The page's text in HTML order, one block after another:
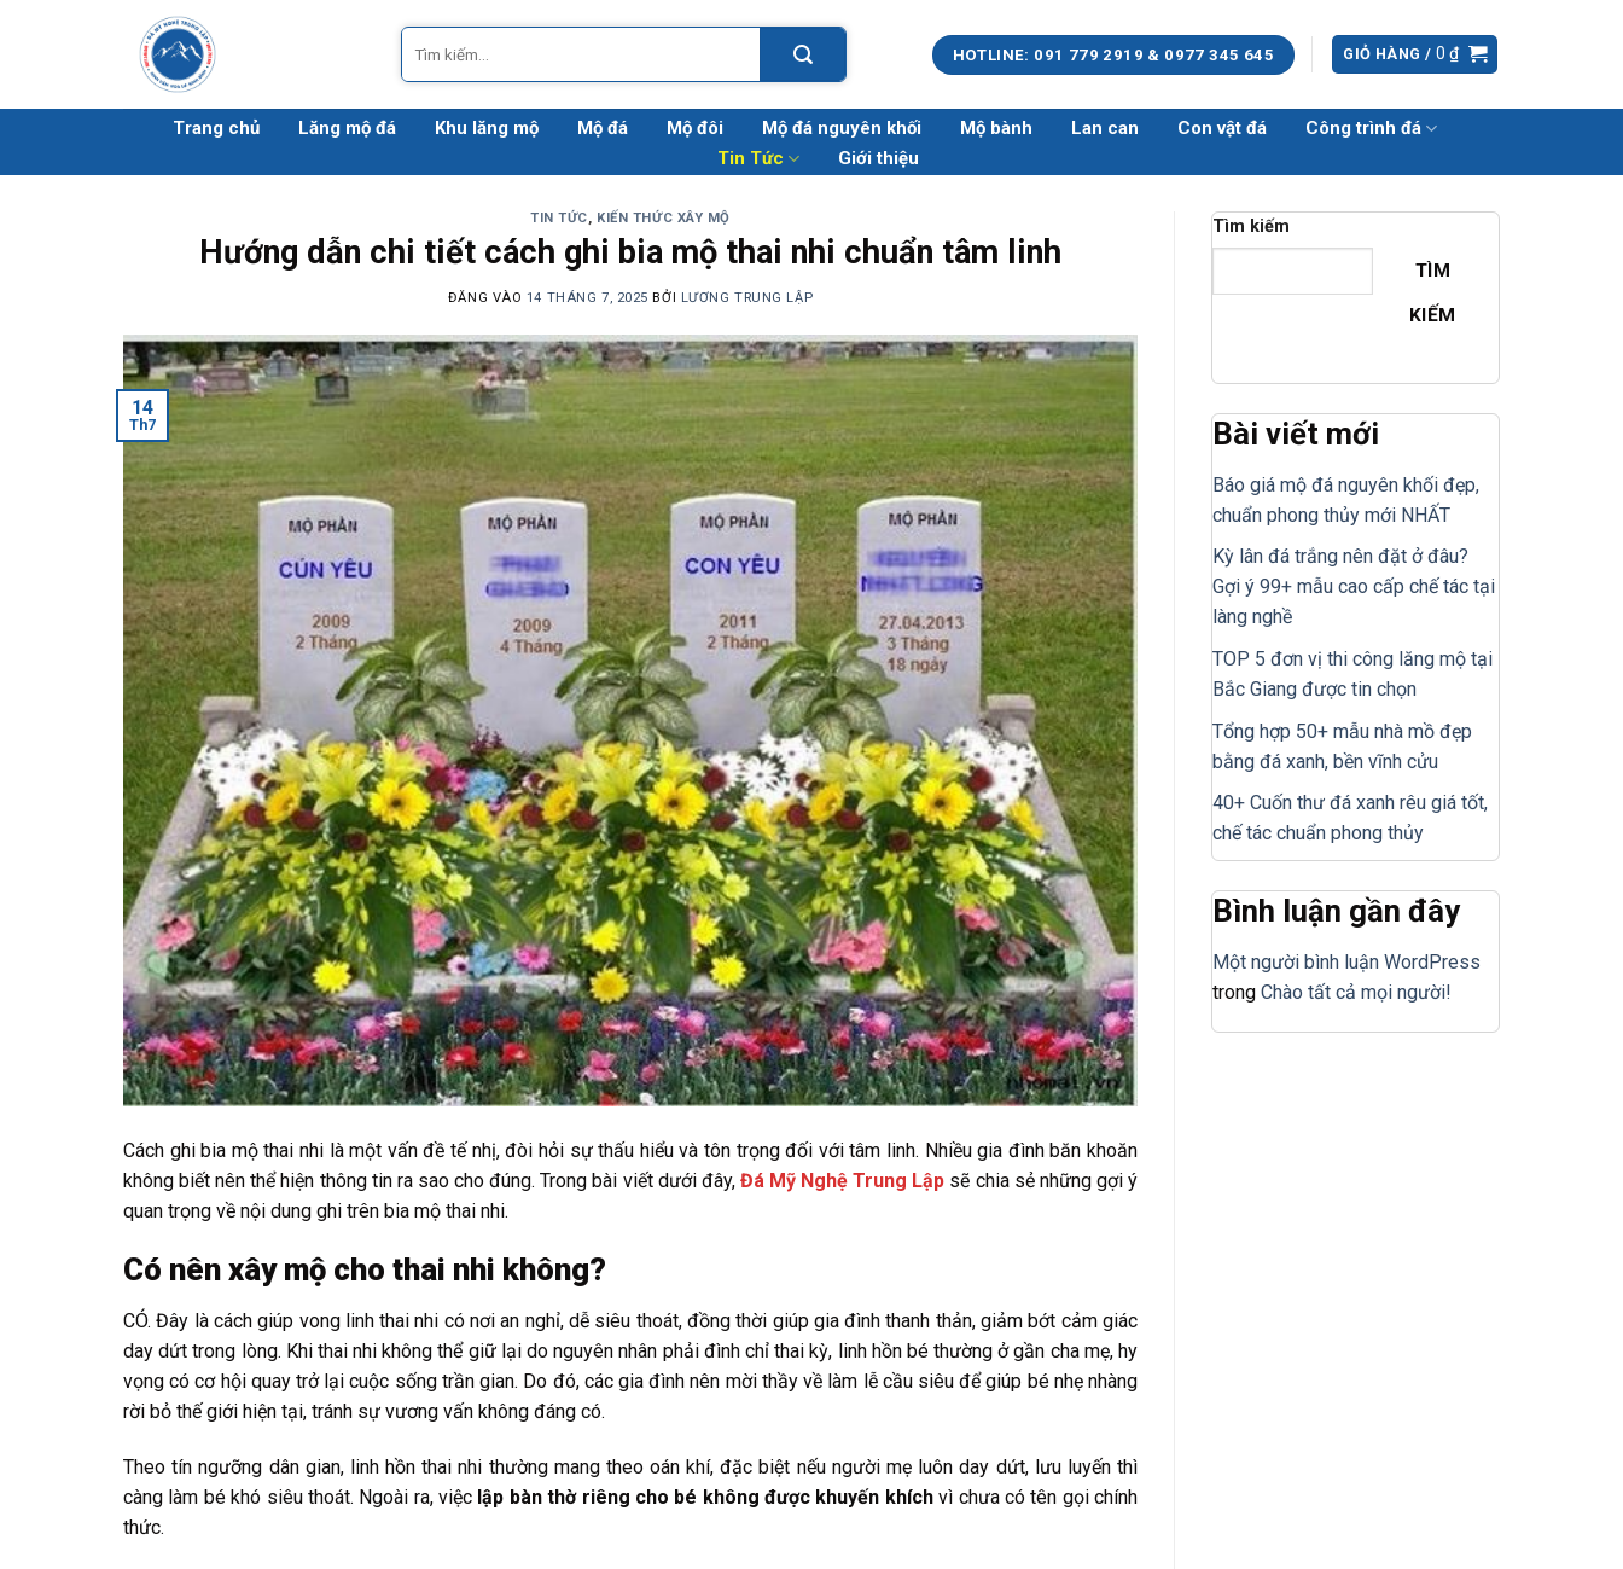
dung
Tìm
kiếm:
HOTLINE: 091 779 2919 & 0977 345 645 GIỎ HÀNG / 0₫
Trang chủ Lăng mộ đá Khu lăng mộ Mộ đá Mộ đôi Mộ đá nguyên khối Mộ bành Lan can Con vật đá
Công trình đá
Tin Tức
Giới thiệu
TIN TỨC, KIẾN THỨC XÂY MỘ
Hướng dẫn chi tiết cách ghi bia mộ thai nhi chuẩn tâm linh
ĐĂNG VÀO 14 THÁNG 7, 2025 BỞI LƯƠNG TRUNG LẬP
14
Th7
Cách ghi bia mộ thai nhi là một vấn đề tế nhị, đòi hỏi sự thấu hiểu và tôn trọng đối với tâm linh. Nhiều gia đình băn khoăn
không biết nên thể hiện thông tin ra sao cho đúng. Trong bài viết dưới đây, Đá Mỹ Nghệ Trung Lập sẽ chia sẻ những gợi ý
quan trọng về nội dung ghi trên bia mộ thai nhi.
Có nên xây mộ cho thai nhi không?
CÓ. Đây là cách giúp vong linh thai nhi có nơi an nghỉ, dễ siêu thoát, đồng thời giúp gia đình thanh thản, giảm bớt cảm giác
day dứt trong lòng. Khi thai nhi không thể giữ lại do nguyên nhân phải đình chỉ thai kỳ, linh hồn bé thường ở gần cha mẹ, hy
vọng có cơ hội quay trở lại cuộc sống trần gian. Do đó, các gia đình nên mời thầy về làm lễ cầu siêu để giúp bé nhẹ nhàng
rời bỏ thế giới hiện tại, tránh sự vương vấn không đáng có.
Theo tín ngưỡng dân gian, linh hồn thai nhi thường mang theo oán khí, đặc biệt nếu người mẹ luôn day dứt, lưu luyến thì
càng làm bé khó siêu thoát. Ngoài ra, việc lập bàn thờ riêng cho bé không được khuyến khíchvì chưa có tên gọi chính
thức.
Tìm kiếm
TÌM
KIẾM
Bài viết mới
Báo giá mộ đá nguyên khối đẹp,
chuẩn phong thủy mới NHẤT
Kỳ lân đá trắng nên đặt ở đâu?
Gợi ý 99+ mẫu cao cấp chế tác tại
làng nghề
TOP 5 đơn vị thi công lăng mộ tại
Bắc Giang được tin chọn
Tổng hợp 50+ mẫu nhà mồ đẹp
bằng đá xanh, bền vĩnh cửu
40+ Cuốn thư đá xanh rêu giá tốt,
chế tác chuẩn phong thủy
Bình luận gần đây
Một người bình luận WordPress
trong Chào tất cả mọi người!